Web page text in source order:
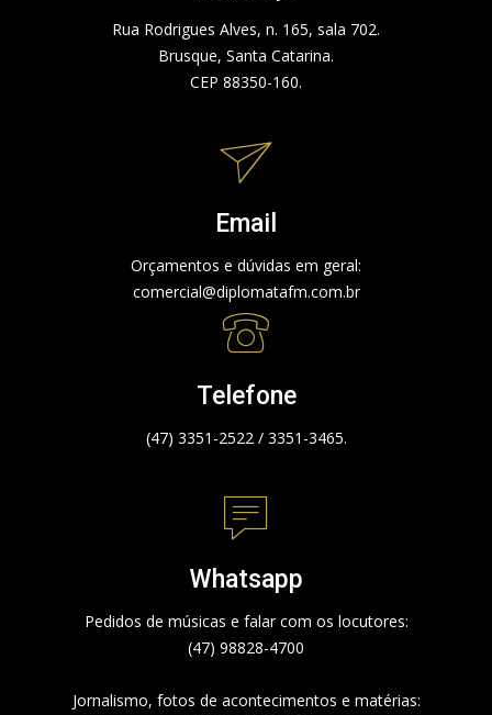
Rua Rodrigues Alves, n. 165, sala 702.
Brusque, Santa Catarina.
CEP 88350-160.
Email
Orçamentos e dúvidas em geral:
comercial@diplomatafm.com.br
Telefone
(47) 3351-2522 / 3351-3465.
Whatsapp
Pedidos de músicas e falar com os locutores:
(47) 98828-4700
Jornalismo, fotos de acontecimentos e matérias: